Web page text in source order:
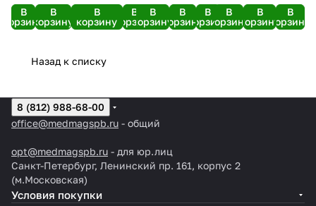
В
корзину
В
корзину
розовый
В
корзину
В
корзину
Плюс
№100
В
корзину
В
корзину
В
корзину
В
корзину
В
корзину
(№50)
В
корзину
Назад к списку
8 (812) 988-68-00
office@medmagspb.ru - общий
opt@medmagspb.ru - для юр.лиц
Санкт-Петербург, Ленинский пр. 161, корпус 2
(м.Московская)
Условия покупки